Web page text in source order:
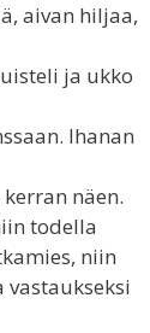
aivan hiljaa,
ja ukko
Ihanan
näen.
todella
niin